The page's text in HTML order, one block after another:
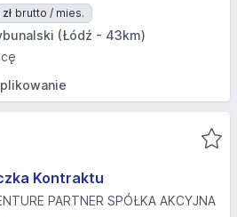
brutto / mies.
(Łódź - 43km)
Kontraktu
PARTNER SPÓŁKA AKCYJNA